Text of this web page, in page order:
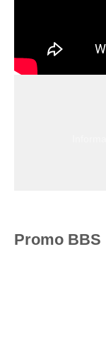
Promo BBS